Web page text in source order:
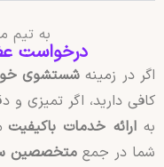
به تیم
درخواست
اگر در زمینه شستشوی
کافی دارید، اگر تمیزی و
به ارائه خدمات باکیفیت
شما در جمع متخصصین